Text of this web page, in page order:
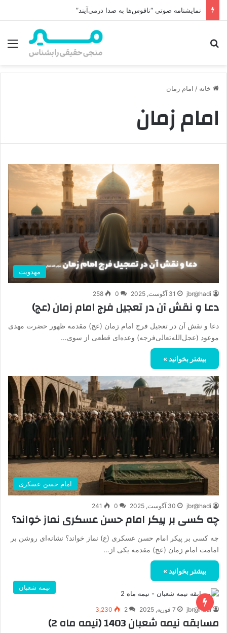
نمایشنامه صوتی “ناقوس‌ها به صدا در‌می‌آیند”
خانه / امام زمان
امام زمان
مهدویت
jbr@hadi 31 آگوست, 2025 0
258
دعا و نقش آن در تعجیل فرج امام زمان (عج)
دعا و نقش آن در تعجیل فرج امام زمان (عج) مقدمه ظهور حضرت مهدی
موعود (عجل‌الله‌تعالی‌فرجه) وعده‌ای قطعی از سوی…
بیشتر بخوانید »
امام حسن عسکری
jbr@hadi 30 آگوست, 2025 0
241
چه کسی بر پیکر امام حسن عسکری نماز خواند؟
چه کسی بر پیکر امام حسن عسکری (ع) نماز خواند؟ نشانه‌ای روشن بر
امامت امام زمان (عج) مقدمه یکی از…
بیشتر بخوانید »
نیمه شعبان
jbr@hadi 7 فوریه, 2025 2
3,230
مسابقه نیمه شعبان 1403 (نیمه ماه 2)